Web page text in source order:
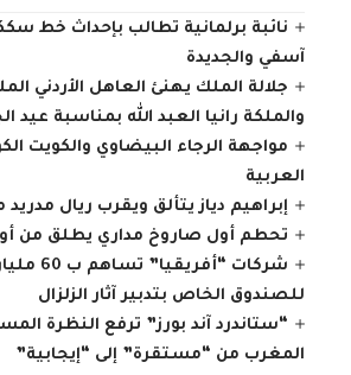
نائبة برلمانية تطالب بإحداث خط
آسفي والجديدة
جلالة الملك يهنئ العاهل الأردني
والملكة رانيا العبد الله بمناسبة عيد
مواجهة الرجاء البيضاوي والكويت
العربية
إبراهيم دياز يتألق ويقرب ريال
تحطم أول صاروخ مداري يطلق من
شركات
للصندوق الخاص بتدبير آثار الزلزال
“ستاندرد آند بورز” ترفع النظرة
المغرب من “مستقرة” إلى “إيجابية”